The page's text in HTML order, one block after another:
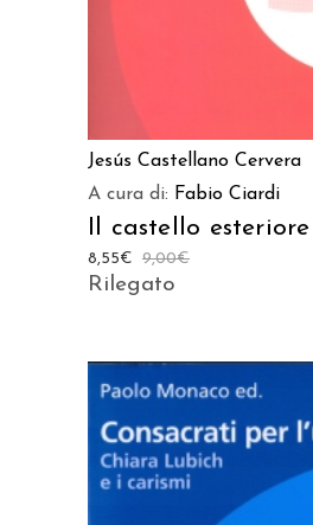
Jesús Castellano Cervera
A cura di: Fabio Ciardi
Il castello esteriore
9,00€
8,55€
Rilegato